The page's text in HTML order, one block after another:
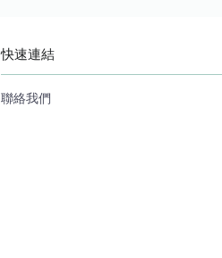
快速連結
聯絡我們